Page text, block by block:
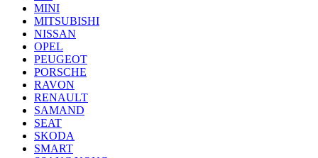
MINI
MITSUBISHI
NISSAN
OPEL
PEUGEOT
PORSCHE
RAVON
RENAULT
SAMAND
SEAT
SKODA
SMART